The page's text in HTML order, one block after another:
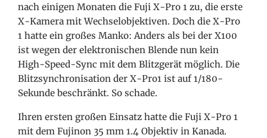
nach einigen Monaten die Fuji X-Pro 1 zu, die erste
X-Kamera mit Wechselobjektiven. Doch die X-Pro
1 hatte ein großes Manko: Anders als bei der X100
ist wegen der elektronischen Blende nun kein
High-Speed-Sync mit dem Blitzgerät möglich. Die
Blitzsynchronisation der X-Pro1 ist auf 1/180-
Sekunde beschränkt. So schade.
Ihren ersten großen Einsatz hatte die Fuji X-Pro 1
mit dem Fujinon 35 mm 1.4 Objektiv in Kanada.